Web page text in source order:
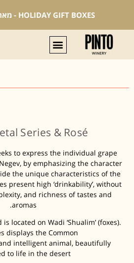
HOLIDAY GIFT BOXES - מארזי מתנה לחגים
Series & Rosé
to express the individual grape
by emphasizing the character
the unique characteristics of the
present high ‘drinkability’, without
and richness of tastes and
aromas.
located on Wadi ‘Shualim’ (foxes).
displays the Common
intelligent animal, beautifully
to life in the desert.